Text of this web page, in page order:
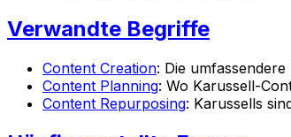
Verwandte Begriffe
Content Creation: Die
Content Planning: Wo Karussell-
Content Repurposing: Karussells